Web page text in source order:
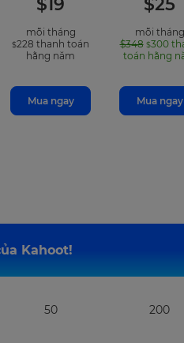
features
$19
mỗi tháng
$228 thanh toán
hằng năm
Mua ngay
$25
mỗi tháng
$348 $300
toán hằng
Mua ngay
Kahoot!
50 200